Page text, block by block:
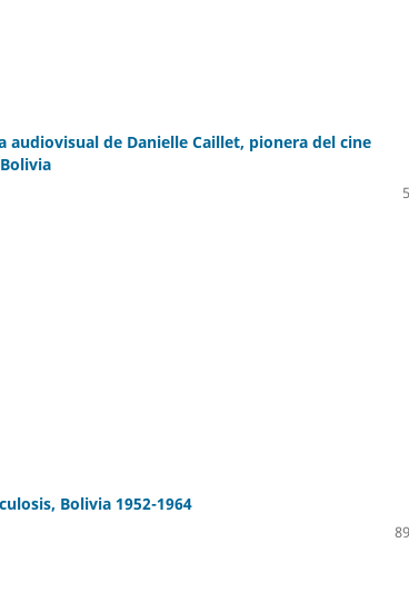
audiovisual de Danielle Caillet, pionera del cine
Bolivia 1952-1964